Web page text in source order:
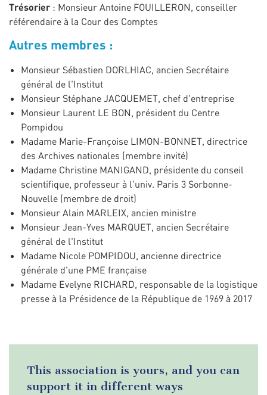
Trésorier : Monsieur Antoine FOUILLERON, conseiller
référendaire à la Cour des Comptes
Autres membres :
Monsieur Sébastien DORLHIAC, ancien Secrétaire
général de l'Institut
Monsieur Stéphane JACQUEMET, chef d'entreprise
Monsieur Laurent LE BON, président du Centre
Pompidou
Madame Marie-Françoise LIMON-BONNET, directrice
des Archives nationales (membre invité)
Madame Christine MANIGAND, présidente du conseil
scientifique, professeur à l'univ. Paris 3 Sorbonne-
Nouvelle (membre de droit)
Monsieur Alain MARLEIX, ancien ministre
Monsieur Jean-Yves MARQUET, ancien Secrétaire
général de l'Institut
Madame Nicole POMPIDOU, ancienne directrice
générale d'une PME française
Madame Evelyne RICHARD, responsable de la logistique
presse à la Présidence de la République de 1969 à 2017
This association is yours, and you can
support it in different ways